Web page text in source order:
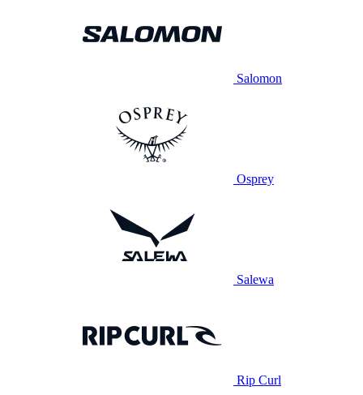
Salomon
Osprey
Salewa
Rip Curl